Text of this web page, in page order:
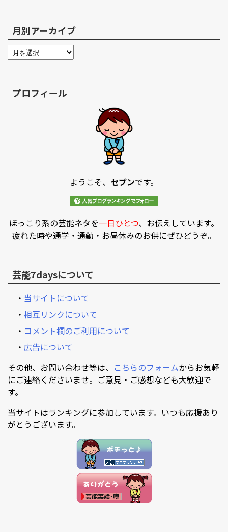
月別アーカイブ
プロフィール
ようこそ、 セブンです。
ほっこり系の芸能ネタを一日ひとつ、お伝えしています。
疲れた時や通学・通勤・お昼休みのお供にぜひどうぞ。
芸能7daysについて
・ 当サイトについて
・ 相互リンクについて
・ コメント欄のご利用について
・ 広告について
その他、お問い合わせ等は、 こちらのフォームからお気軽
にご連絡くださいませ。ご意見・ご感想なども大歓迎で
す。
当サイトはランキングに参加しています。いつも応援あり
がとうございます。